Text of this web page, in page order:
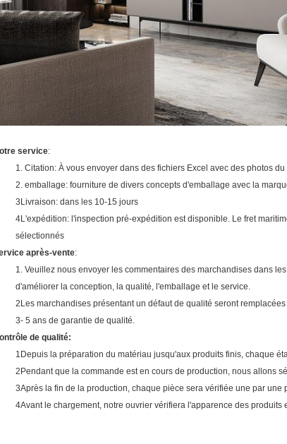
service:
1. Citation: À vous envoyer dans des fichiers Excel avec des photos
2. emballage: fourniture de divers concepts d'emballage avec la
3Livraison: dans les 10-15 jours
4L'expédition: l'inspection pré-expédition est disponible. Le fret
sélectionnés
après-vente:
1. Veuillez nous envoyer les commentaires des marchandises dans
d'améliorer la conception, la qualité, l'emballage et le service.
2Les marchandises présentant un défaut de qualité seront
3- 5 ans de garantie de qualité.
de qualité:
1Depuis la préparation du matériau jusqu'aux produits finis, chaque
2Pendant que la commande est en cours de production, nous allons
3Après la fin de la production, chaque pièce sera vérifiée une par une
4Avant le chargement, notre ouvrier vérifiera l'apparence des produits